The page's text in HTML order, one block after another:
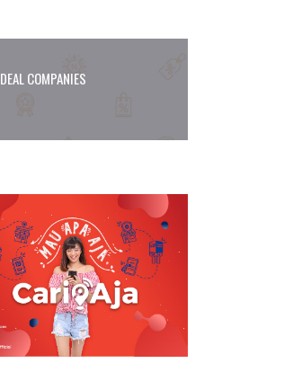
DEAL COMPANIES